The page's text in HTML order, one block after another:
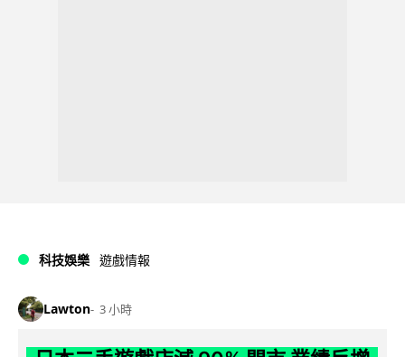
科技娛樂 遊戲情報
Lawton 3 小時